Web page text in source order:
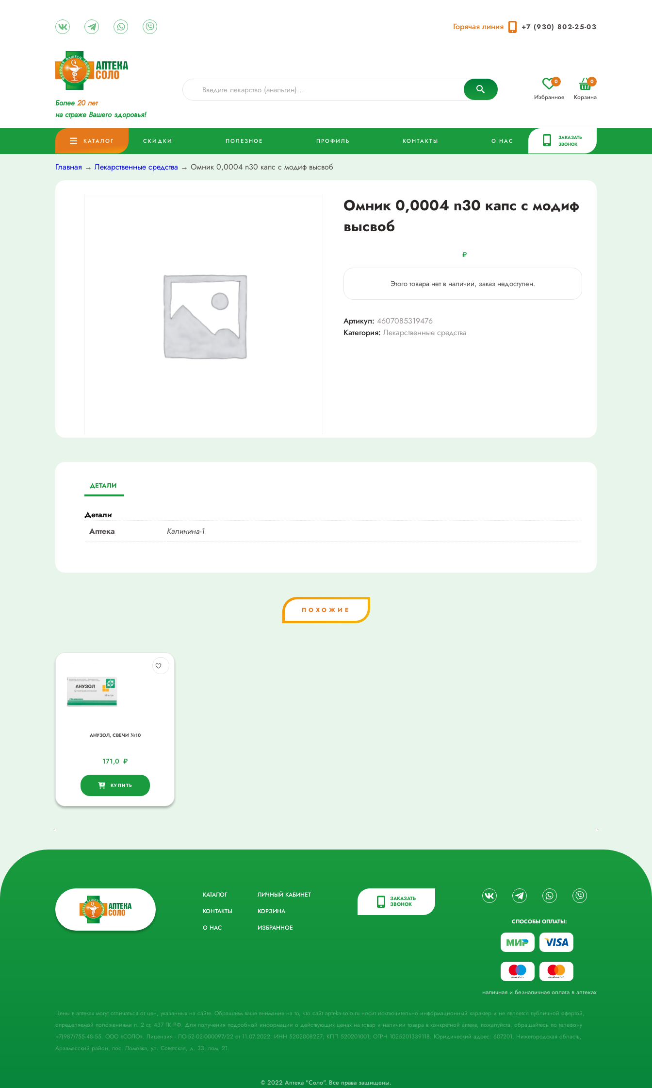
Горячая линия +7 (930) 802-25-03
Более 20 лет
на страже Вашего здоровья!
Избранное
0
Корзина
0
КАТАЛОГ СКИДКИ ПОЛЕЗНОЕ ПРОФИЛЬ КОНТАКТЫ О НАС
ЗАКАЗАТЬ
ЗВОНОК
Главная → Лекарственные средства → Омник 0,0004 n30 капс с модиф высвоб
Омник 0,0004 n30 капс с модиф
высвоб
₽
Этого товара нет в наличии, заказ недоступен.
Артикул: 4607085319476
Категория: Лекарственные средства
ДЕТАЛИ
Детали
Аптека
Калинина-1
ПОХОЖИЕ
АНУЗОЛ, СВЕЧИ №10
171,0₽
КУПИТЬ
КАТАЛОГ
КОНТАКТЫ
О НАС
ЛИЧНЫЙ КАБИНЕТ
КОРЗИНА
ИЗБРАННОЕ
ЗАКАЗАТЬ
ЗВОНОК
СПОСОБЫ ОПЛАТЫ:
наличная и безналичная оплата в аптеках
Цены в аптеках могут отличаться от цен, указанных на сайте. Обращаем ваше внимание на то, что сайт apteka-solo.ru носит исключительно информационный характер и не является публичной офертой,
определяемой положениями п. 2 ст. 437 ГК РФ. Для получения подробной информации о действующих ценах на товар и наличии товара в конкретной аптеке, пожалуйста, обращайтесь по телефону
+7(987)755-48-55. ООО «СОЛО». Лицензия - ЛО-52-02-000097/22 от 11.07.2022. ИНН 5202008227; КПП 520201001; ОГРН 1025201339118. Юридический адрес: 607201, Нижегородская область,
Арзамасский район, пос. Ломовка, ул. Советская, д. 33, пом. 21.
© 2022 Аптека "Соло". Все права защищены.